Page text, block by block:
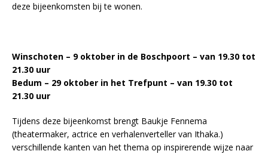
deze bijeenkomsten bij te wonen.
Winschoten – 9 oktober in de Boschpoort – van 19.30 tot
21.30 uur
Bedum – 29 oktober in het Trefpunt – van 19.30 tot
21.30 uur
Tijdens deze bijeenkomst brengt Baukje Fennema
(theatermaker, actrice en verhalenverteller van Ithaka.)
verschillende kanten van het thema op inspirerende wijze naar